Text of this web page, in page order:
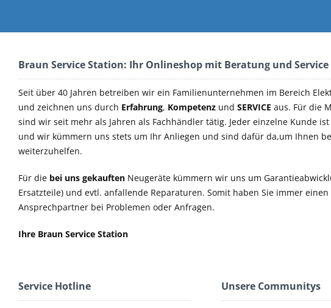
Braun Service Station: Ihr Onlineshop mit Beratung und Service
Seit über 40 Jahren betreiben wir ein Familienunternehmen im Bereich
und zeichnen uns durch Erfahrung, Kompetenz und SERVICE aus. Für die
sind wir seit mehr als Jahren als Fachhändler tätig. Jeder einzelne Kunde
und wir kümmern uns stets um Ihr Anliegen und sind dafür da,um Ihnen
weiterzuhelfen.
Für die bei uns gekauften Neugeräte kümmern wir uns um
Ersatzteile) und evtl. anfallende Reparaturen. Somit haben Sie immer einen
Ansprechpartner bei Problemen oder Anfragen.
Ihre Braun Service Station
Service Hotline Unsere Communitys